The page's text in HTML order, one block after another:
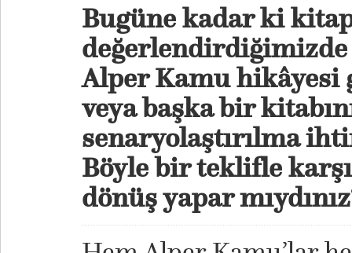
Bugüne kadar ki
Alper Kamu hikâyesi
veya başka bir
senaryolaştırılma
Böyle bir teklifle
dönüş yapar